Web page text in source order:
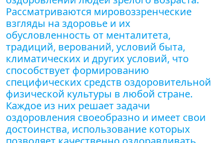
Рассматриваются мировоззренческие
взгляды на здоровье и их
обусловленность от менталитета,
традиций, верований, условий быта,
климатических и других условий, что
способствует формированию
специфических средств оздоровительной
физической культуры в любой стране.
Каждое из них решает задачи
оздоровления своеобразно и имеет свои
достоинства, использование которых